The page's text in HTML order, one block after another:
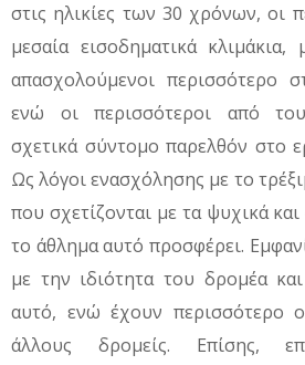
στις ηλικίες των 30 χρόνων, οι
μεσαία εισοδηματικά
απασχολούμενοι περισσότερο
ενώ οι περισσότεροι από
σχετικά σύντομο παρελθόν στο
Ως λόγοι ενασχόλησης με το
που σχετίζονται με τα ψυχικά
το άθλημα αυτό προσφέρει.
με την ιδιότητα του δρομέα και
αυτό, ενώ έχουν περισσότερο
άλλους δρομείς. Επίσης,